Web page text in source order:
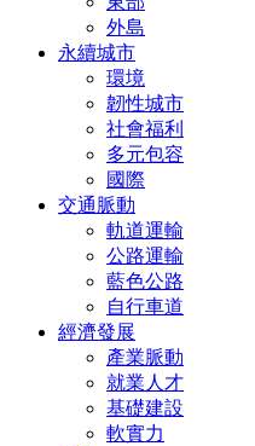
外島
永續城市
環境
韌性城市
社會福利
多元包容
國際
交通脈動
軌道運輸
公路運輸
藍色公路
自行車道
經濟發展
產業脈動
就業人才
基礎建設
軟實力